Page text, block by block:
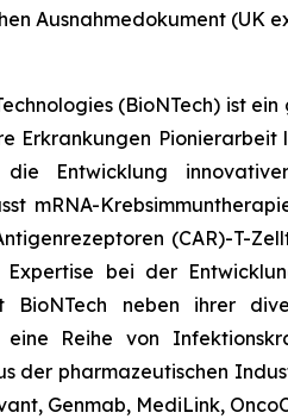
Ausnahmedokument (UK
(BioNTech) ist
Erkrankungen
die Entwicklung
mRNA-
(CAR)-T-
Expertise bei der
neben ihrer
Reihe von
der pharmazeutischen
Genmab, MediLink,